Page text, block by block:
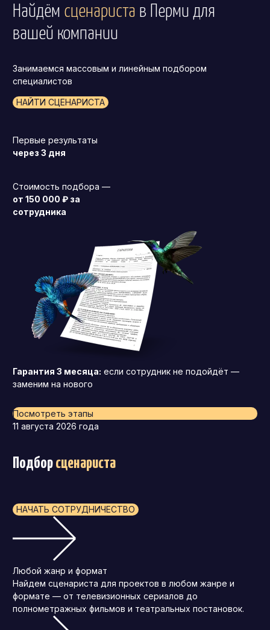
Найдём сценариста в Перми для
вашей компании
Занимаемся массовым и линейным подбором
специалистов
НАЙТИ СЦЕНАРИСТА
Первые результаты
через 3 дня
Стоимость подбора —
от 150 000 ₽ за
сотрудника
Гарантия 3 месяца: если сотрудник не подойдёт —
заменим на нового
Посмотреть этапы
11 августа 2026 года
Подборсценариста
НАЧАТЬ СОТРУДНИЧЕСТВО
Любой жанр и формат
Найдем сценариста для проектов в любом жанре и
формате — от телевизионных сериалов до
полнометражных фильмов и театральных постановок.